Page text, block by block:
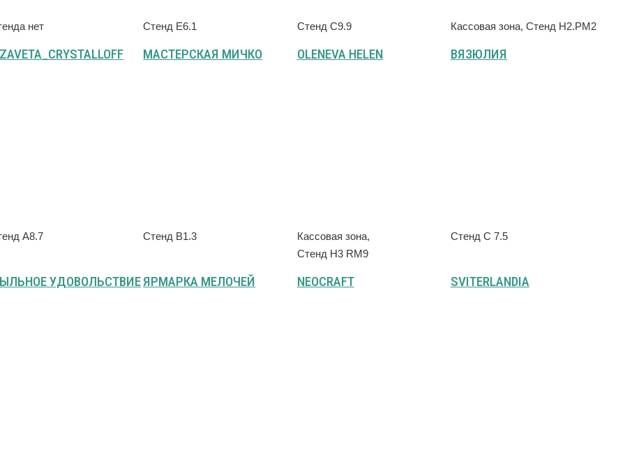
нет Стенд Е6.1 Стенд С9.9 Кассовая зона, Стенд H2.РМ2
МАСТЕРСКАЯ МИЧКО OLENEVA HELEN ВЯЗЮЛИЯ
А8.7 Стенд B1.3
Кассовая зона,
Стенд H3 RM9
Стенд С 7.5
УДОВОЛЬСТВИЕЯРМАРКА МЕЛОЧЕЙ NEOCRAFT SVITERLANDIA